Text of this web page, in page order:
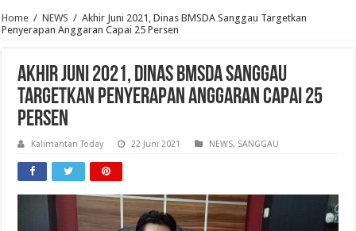
Home / NEWS / Akhir Juni 2021, Dinas BMSDA Sanggau Targetkan
Penyerapan Anggaran Capai 25 Persen
Akhir Juni 2021, Dinas BMSDA Sanggau
Targetkan Penyerapan Anggaran Capai 25
Persen
Kalimantan Today 22 Juni 2021 NEWS, SANGGAU